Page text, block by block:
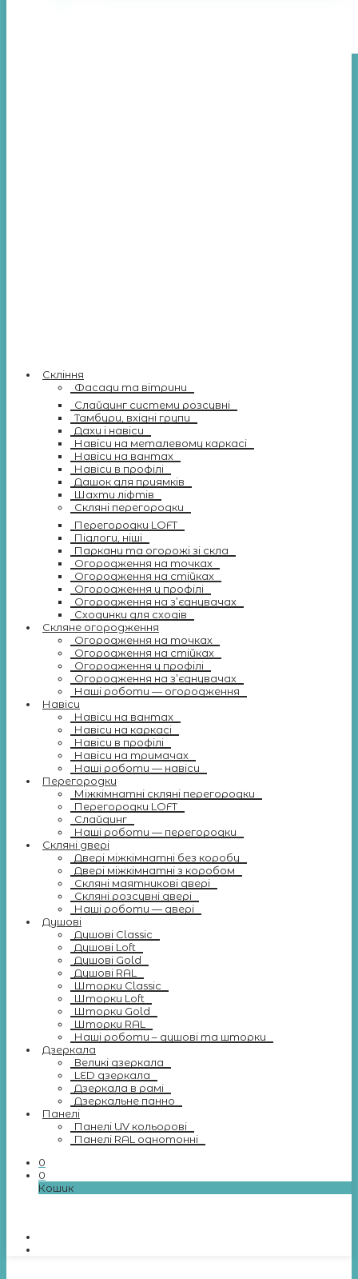
Скління
Фасади та вітрини
Слайдинг системи розсувні
Тамбури, вхідні групи
Дахи і навіси
Навіси на металевому каркасі
Навіси на вантах
Навіси в профілі
Дашок для приямків
Шахти ліфтів
Скляні перегородки
Перегородки LOFT
Підлоги, ніші
Паркани та огорожі зі скла
Огородження на точках
Огородження на стійках
Огородження у профілі
Огородження на з’єднувачах
Сходинки для сходів
Скляне огородження
Огородження на точках
Огородження на стійках
Огородження у профілі
Огородження на з’єднувачах
Наші роботи — огородження
Навіси
Навіси на вантах
Навіси на каркасі
Навіси в профілі
Навіси на тримачах
Наші роботи — навіси
Перегородки
Міжкімнатні скляні перегородки
Перегородки LOFT
Слайдинг
Наші роботи — перегородки
Скляні двері
Двері міжкімнатні без коробу
Двері міжкімнатні з коробом
Скляні маятникові двері
Скляні розсувні двері
Наші роботи — двері
Душові
Душові Classic
Душові Loft
Душові Gold
Душові RAL
Шторки Classic
Шторки Loft
Шторки Gold
Шторки RAL
Наші роботи – душові та шторки
Дзеркала
Великі дзеркала
LED дзеркала
Дзеркала в рамі
Дзеркальне панно
Панелі
Панелі UV кольорові
Панелі RAL однотонні
0
0
Кошик